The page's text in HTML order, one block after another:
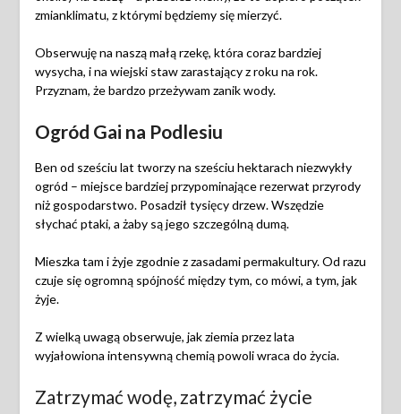
zmianklimatu, z którymi będziemy się mierzyć.
Obserwuję na naszą małą rzekę, która coraz bardziej
wysycha, i na wiejski staw zarastający z roku na rok.
Przyznam, że bardzo przeżywam zanik wody.
Ogród Gai na Podlesiu
Ben od sześciu lat tworzy na sześciu hektarach niezwykły
ogród – miejsce bardziej przypominające rezerwat przyrody
niż gospodarstwo. Posadził tysięcy drzew. Wszędzie
słychać ptaki, a żaby są jego szczególną dumą.
Mieszka tam i żyje zgodnie z zasadami permakultury. Od razu
czuje się ogromną spójność między tym, co mówi, a tym, jak
żyje.
Z wielką uwagą obserwuje, jak ziemia przez lata
wyjałowiona intensywną chemią powoli wraca do życia.
Zatrzymać wodę, zatrzymać życie